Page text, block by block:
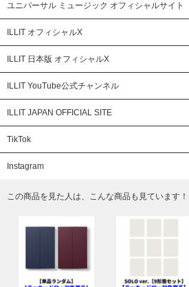
■ 「メンバー個別シール交換会」応募方法
交換会」対象】各商品をご注文(決済完了)と
お客様からの別途お申込み作業は必要ござい
※上記受付期間以外は対象商品をご購入い
の商品は対象外になりますので、ご了承くだ
合がございます。余裕を持ってご購入くださ
※注文者情報とお届け先情報の両方を使用す
どちらも応募者の情報でご登録およびご注文
※Weverse Shop Japanのメールのご案内に
受信容量や迷惑メールの設定により、メール
様が多く見受けられます。【@weverse.io】
にご利用端末の受信設定をしてください｡
ケット)』1枚につき、1台のスマートフォン(
ご購入と同時に自動エントリーとなるため、
要ですが、chord＜@cdefgah.net＞からのメ
【enchord(エンコード)ウェブサイト】
ユニバーサル ミュージック オフィシャルサイト
ILLIT オフィシャルX
ILLIT 日本版 オフィシャルX
ILLIT YouTube公式チャンネル
ILLIT JAPAN OFFICIAL SITE
TikTok
Instagram
この商品を見た人は、こんな商品も見ています！